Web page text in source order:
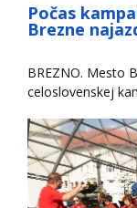
Počas
Brezne
BREZNO. Mesto
celoslovenskej